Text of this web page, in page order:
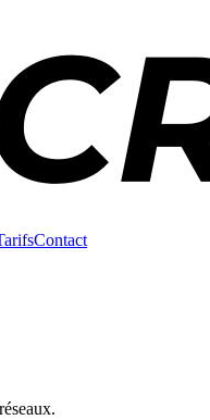
Contact